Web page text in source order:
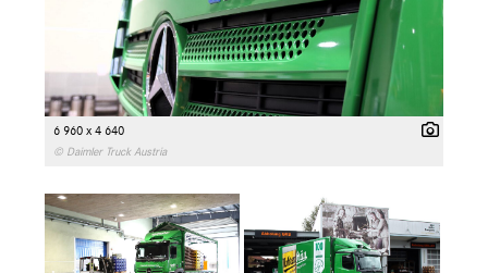
6 960 x 4 640
© Daimler Truck Austria